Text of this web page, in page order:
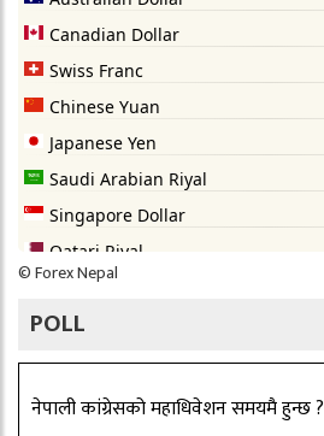
©Forex Nepal
POLL
नेपाली कांग्रेसको महाधिवेशन समयमै हुन्छ ?